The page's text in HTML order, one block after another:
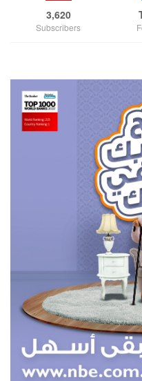
3,620
Subscribers